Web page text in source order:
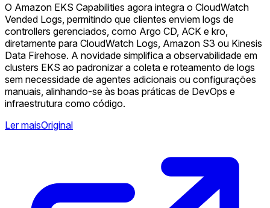
O Amazon EKS Capabilities agora integra o CloudWatch
Vended Logs, permitindo que clientes enviem logs de
controllers gerenciados, como Argo CD, ACK e kro,
diretamente para CloudWatch Logs, Amazon S3 ou Kinesis
Data Firehose. A novidade simplifica a observabilidade em
clusters EKS ao padronizar a coleta e roteamento de logs
sem necessidade de agentes adicionais ou configurações
manuais, alinhando-se às boas práticas de DevOps e
infraestrutura como código.
Ler maisOriginal